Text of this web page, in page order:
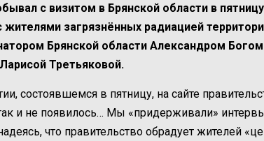
с визитом в Брянской области в
жителями загрязнённых радиацией
Брянской области Александром
Третьяковой.
состоявшемся в пятницу, на сайте
и не появилось… Мы «придерживали»
что правительство обрадует жителей